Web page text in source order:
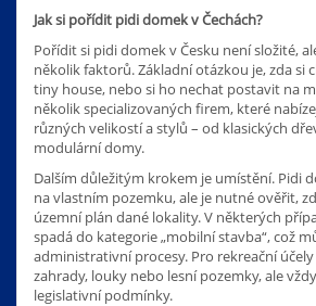
Jak si pořídit pidi domek v Čechách?
Pořídit si pidi domek v Česku není složité,
několik faktorů. Základní otázkou je, zda si
tiny house, nebo si ho nechat postavit na
několik specializovaných firem, které
různých velikostí a stylů – od klasických
modulární domy.
Dalším důležitým krokem je umístění. Pidi
na vlastním pozemku, ale je nutné ověřit,
územní plán dané lokality. V některých
spadá do kategorie „mobilní stavba“, což
administrativní procesy. Pro rekreační
zahrady, louky nebo lesní pozemky, ale
legislativní podmínky.